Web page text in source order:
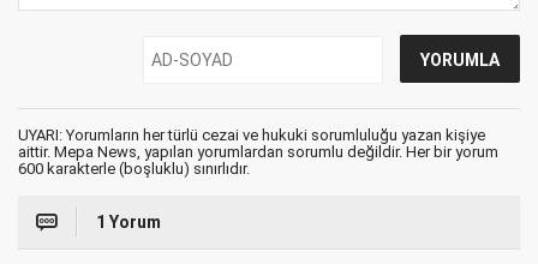
UYARI: Yorumların her türlü cezai ve hukuki sorumluluğu yazan kişiye
aittir. Mepa News, yapılan yorumlardan sorumlu değildir. Her bir yorum
600 karakterle (boşluklu) sınırlıdır.
1 Yorum